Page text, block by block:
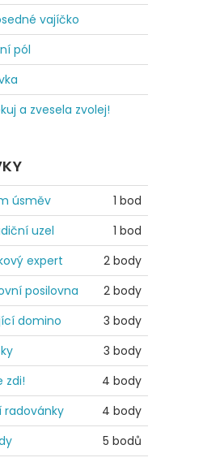
vajíčko
pól
a zvesela zvolej!
úsměv
1 bod
uzel
1 bod
expert
2 body
posilovna
2 body
domino
3 body
3 body
zdi!
4 body
radovánky
4 body
5 bodů